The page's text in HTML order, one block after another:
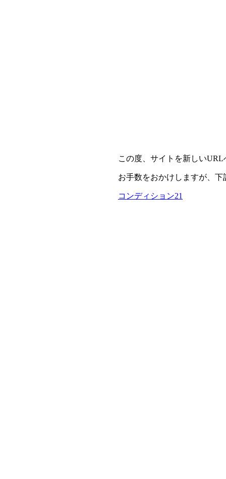
この度、サイトを新しい
お手数をおかけしますが、
コンディション21